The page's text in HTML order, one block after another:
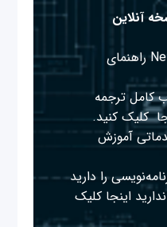
آنلاین
+Network راهنمای
کامل ترجمه
کلیک کنید.
آموزش
را دارید
اینجا کلیک